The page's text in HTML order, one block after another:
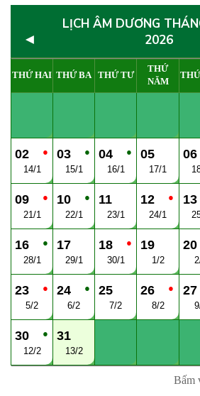
◄
LỊCH ÂM DƯƠNG
2026
THỨ HAI THỨ BA THỨ TƯ
THỨ
NĂM
●
02
14/1
●
03
15/1
●
04
16/1
05
17/1
06
●
09
21/1
●
10
22/1
11
23/1
●
12
24/1
13
●
16
28/1
17
29/1
●
18
30/1
19
1/2
20
●
23
5/2
●
24
6/2
25
7/2
●
26
8/2
27
●
30
12/2
31
13/2
Bấm